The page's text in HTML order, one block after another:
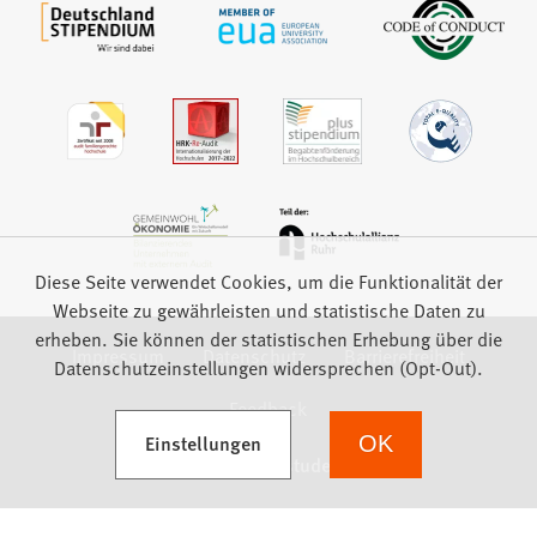
Impressum Datenschutz
Barrierefreiheit
Feedback
Diese Seite verwendet Cookies, um die Funktionalität der
Webseite zu gewährleisten und statistische Daten zu
erheben. Sie können der statistischen Erhebung über die
Datenschutzeinstellungen widersprechen (Opt-Out).
Einstellungen
(Öffnet in einem neuen Tab) OK